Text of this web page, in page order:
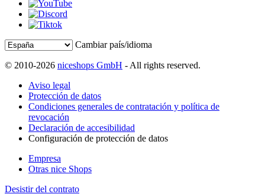
Cambiar país/idioma
© 2010-2026 niceshops GmbH - All rights reserved.
Aviso legal
Protección de datos
Condiciones generales de contratación y política de
revocación
Declaración de accesibilidad
Configuración de protección de datos
Empresa
Otras nice Shops
Desistir del contrato